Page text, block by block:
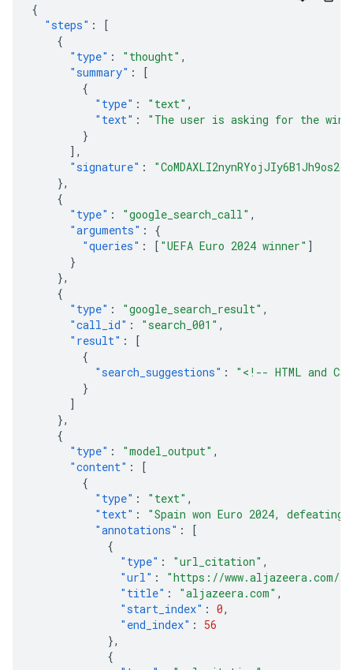
{
"steps" :
[
{
"type" : "thought" ,
"summary" :
[
{
"type" : "text" ,
"text" :
"The user is asking for the
}
],
"signature" :
},
{
"type" : "google_search_call" ,
"arguments" :
{
"queries" : [ "UEFA Euro 2024 winner" ]
}
},
{
"type" : "google_search_result" ,
"call_id" : "search_001" ,
"result" :
[
{
"search_suggestions" :
"<!-- HTML and
}
]
},
{
"type" : "model_output" ,
"content" :
[
{
"type" : "text" ,
"text" :
"Spain won Euro 2024,
"annotations" :
[
{
"type" : "url_citation" ,
"url" :
"https://www.aljazeera.com/
"title" : "aljazeera.com" ,
"start_index" : 0,
"end_index" :
56
},
{